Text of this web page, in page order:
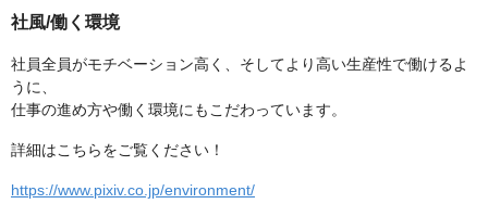
社風/働く環境
社員全員がモチベーション高く、そしてより高い生産性で働けるよ
うに、
仕事の進め方や働く環境にもこだわっています。
詳細はこちらをご覧ください！
https://www.pixiv.co.jp/environment/